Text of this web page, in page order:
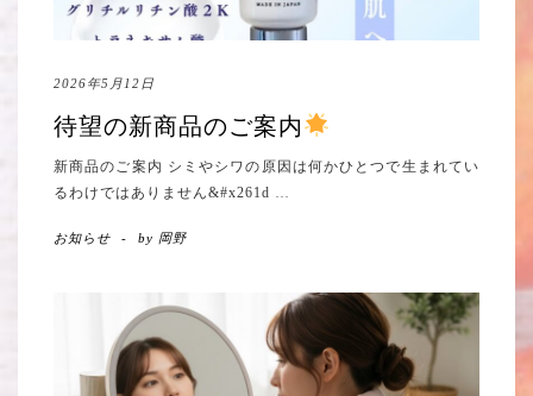
2026年5月12日
待望の新商品のご案内
新商品のご案内 シミやシワの原因は何かひとつで生まれてい
るわけではありません&#x261d …
お知らせ - by 岡野